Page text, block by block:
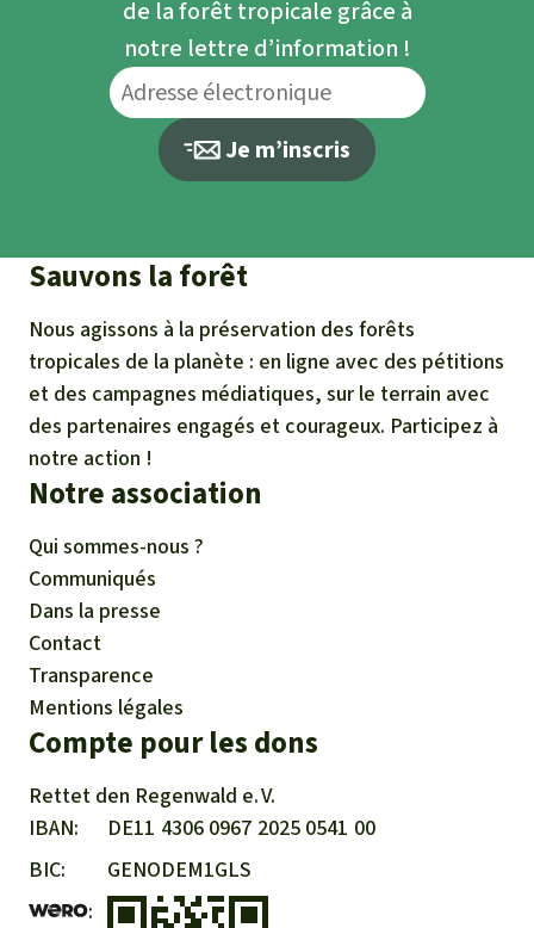
de la forêt tropicale grâce à
notre lettre d’information !
Je m’inscris
Sauvons la forêt
Nous agissons à la préservation des forêts
tropicales de la planète : en ligne avec des pétitions
et des campagnes médiatiques, sur le terrain avec
des partenaires engagés et courageux. Participez à
notre action !
Notre association
Qui sommes-nous ?
Communiqués
Dans la presse
Contact
Transparence
Mentions légales
Compte pour les dons
Rettet den Regenwald e. V.
IBAN
DE11 4306 0967 2025 0541 00
BIC
GENODEM1GLS